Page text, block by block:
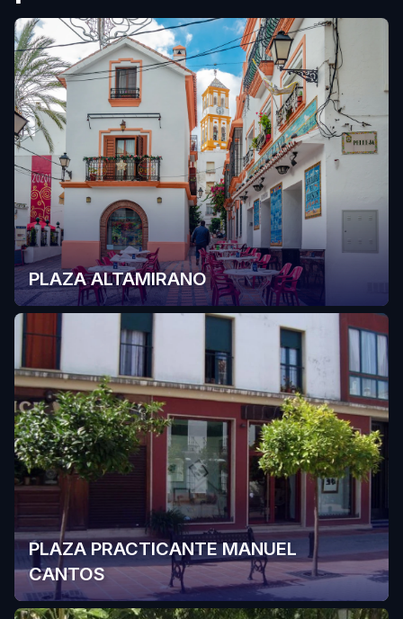
PLAZA ALTAMIRANO
PLAZA PRACTICANTE MANUEL
CANTOS